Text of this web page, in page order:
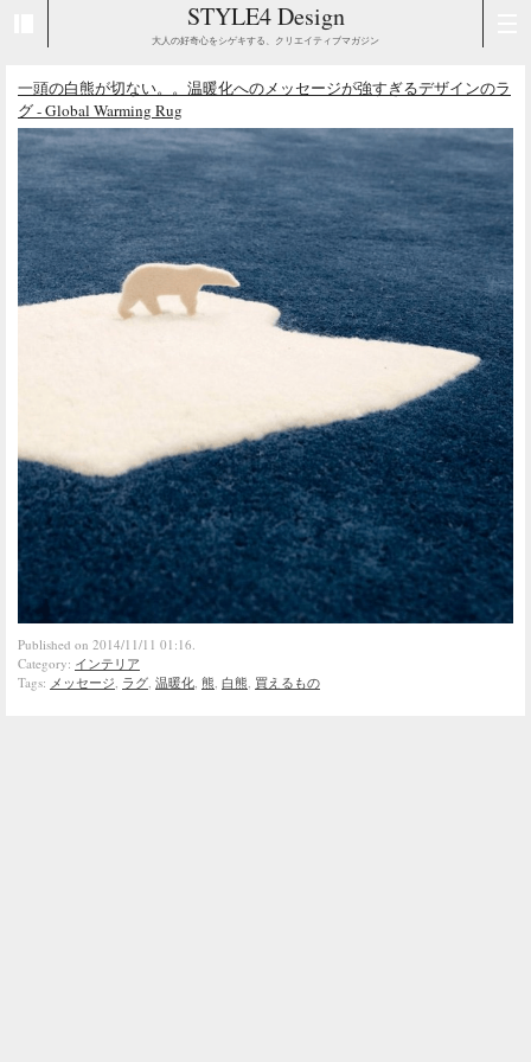
STYLE4 Design
大人の好奇心をシゲキする、クリエイティブマガジン
一頭の白熊が切ない。。温暖化へのメッセージが強すぎるデザインのラ
グ - Global Warming Rug
Published on 2014/11/11 01:16.
Category: インテリア
Tags: メッセージ, ラグ, 温暖化, 熊, 白熊, 買えるもの